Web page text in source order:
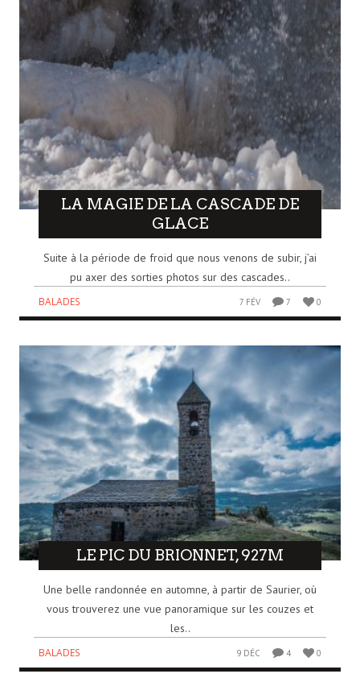
LA MAGIE DE LA CASCADE DE
GLACE
Suite à la période de froid que nous venons de subir, j’ai
pu axer des sorties photos sur des cascades..
BALADES 7 FÉV 7 0
LE PIC DU BRIONNET, 927M
Une belle randonnée en automne, à partir de Saurier, où
vous trouverez une vue panoramique sur les couzes et
les..
BALADES 9 DÉC 4 0